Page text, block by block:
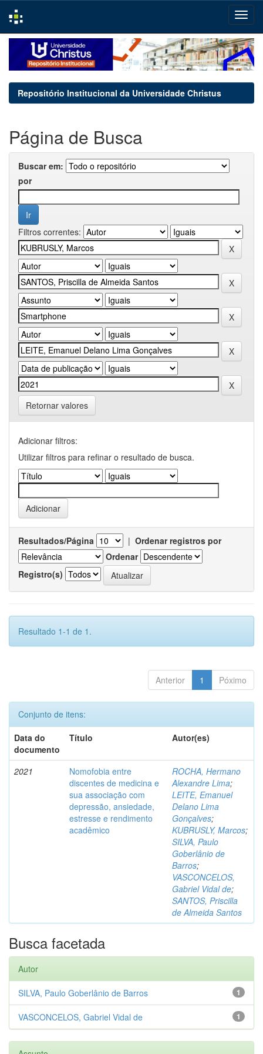
navigation
Repositório Institucional da Universidade Christus
Página de Busca
Buscar em:
por
Filtros correntes:
Retornar valores
Adicionar filtros:
Utilizar filtros para refinar o resultado de busca.
Resultados/Página | Ordenar registros por
Ordenar
Registro(s)
Resultado 1-1 de 1.
Anterior 1 Póximo
Conjunto de itens:
Data do
documento
Título Autor(es)
2021
Nomofobia entre
discentes de medicina e
sua associação com
depressão, ansiedade,
estresse e rendimento
acadêmico
ROCHA, Hermano
Alexandre Lima;
LEITE, Emanuel
Delano Lima
Gonçalves;
KUBRUSLY, Marcos;
SILVA, Paulo
Goberlânio de
Barros;
VASCONCELOS,
Gabriel Vidal de;
SANTOS, Priscilla
de Almeida Santos
Busca facetada
Autor
1
SILVA, Paulo Goberlânio de Barros
1
VASCONCELOS, Gabriel Vidal de